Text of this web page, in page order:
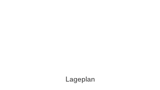
Lageplan